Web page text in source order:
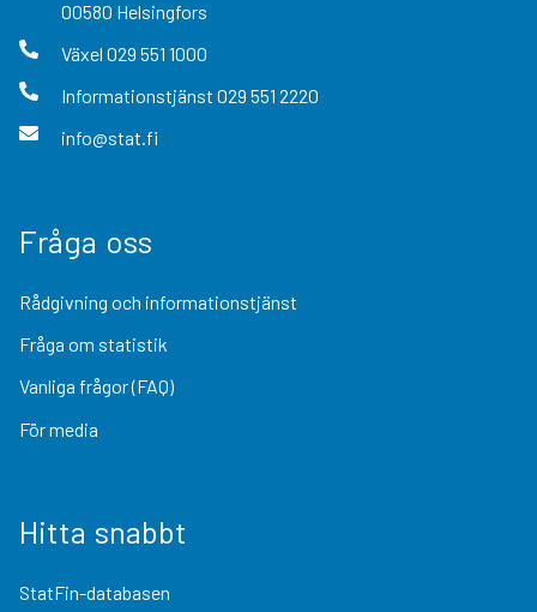
00580 Helsingfors
Växel 029 551 1000
Informationstjänst 029 551 2220
info@stat.fi
Fråga oss
Rådgivning och informationstjänst
Fråga om statistik
Vanliga frågor (FAQ)
För media
Hitta snabbt
StatFin-databasen